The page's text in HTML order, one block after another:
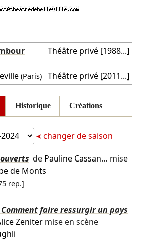
Théâtre privé [1988...]
(Paris) Théâtre privé [2011...]
Historique Créations
changer de saison
de Pauline Cassan… mise
de Monts
rep.]
faire ressurgir un pays
Zenitermise en scène